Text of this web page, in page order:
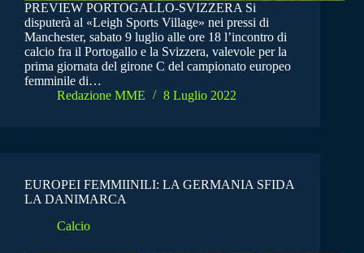
PREVIEW PORTOGALLO-SVIZZERA Si
disputerà al «Leigh Sports Village» nei pressi di
Manchester, sabato 9 luglio alle ore 18 l’incontro di
calcio fra il Portogallo e la Svizzera, valevole per la
prima giornata del girone C del campionato europeo
femminile di…
Redazione MME
8 Luglio 2022
EUROPEI FEMMIINILI: LA GERMANIA SFIDA
LA DANIMARCA
Calcio